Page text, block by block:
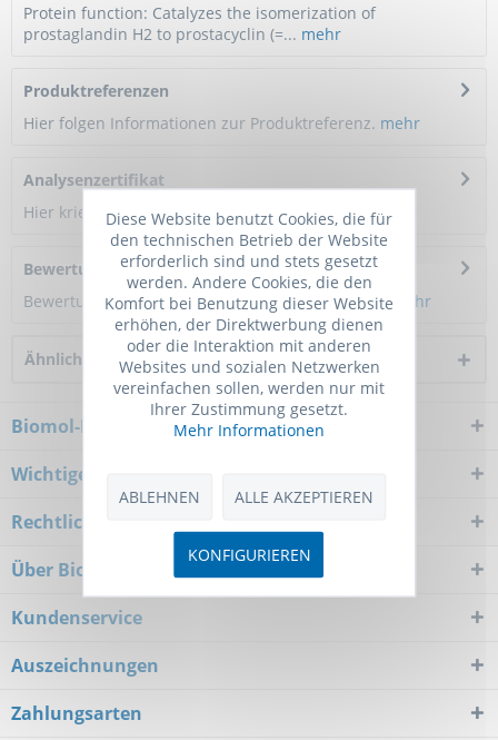
Protein function: Catalyzes the isomerization of
prostaglandin H2 to prostacyclin (=... mehr
Produktreferenzen
Hier folgen Informationen zur Produktreferenz. mehr
Analysenzertifikat
Hier kriegen Sie ein Zertifikat
Bewertungen
0
Bewertungen lesen, schreiben und diskutieren...mehr
Ähnliche Artikel
Biomol-Newsletter
Wichtiger Hinweis
Rechtliches
Über Biomol
Kundenservice
Auszeichnungen
Zahlungsarten
Diese Website benutzt Cookies, die für
den technischen Betrieb der Website
erforderlich sind und stets gesetzt
werden. Andere Cookies, die den
Komfort bei Benutzung dieser Website
erhöhen, der Direktwerbung dienen
oder die Interaktion mit anderen
Websites und sozialen Netzwerken
vereinfachen sollen, werden nur mit
Ihrer Zustimmung gesetzt.
Mehr Informationen
ABLEHNEN ALLE AKZEPTIEREN
KONFIGURIEREN